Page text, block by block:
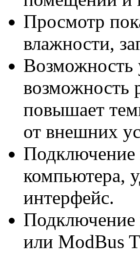
Просмотр
влажности,
Возможность
возможность
повышает
от внешних
Подключение
компьютера,
интерфейс.
или ModBus